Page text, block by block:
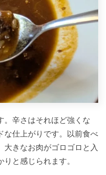
。辛さはそれほど強くな
な仕上がりです。以前食べ
大きなお肉がゴロゴロと入
と感じられます。